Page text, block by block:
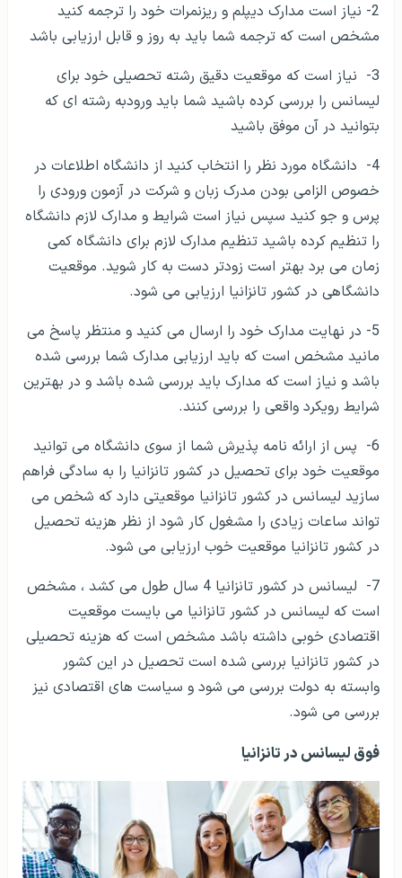
2- نیاز است مدارک دیپلم و ریزنمرات خود را ترجمه کنید
مشخص است که ترجمه شما باید به روز و قابل ارزیابی باشد
3- نیاز است که موقعیت دقیق رشته تحصیلی خود برای
لیسانس را بررسی کرده باشید شما باید ورودبه رشته ای که
بتوانید در آن موفق باشید
4- دانشگاه مورد نظر را انتخاب کنید از دانشگاه اطلاعات در
خصوص الزامی بودن مدرک زبان و شرکت در آزمون ورودی را
پرس و جو کنید سپس نیاز است شرایط و مدارک لازم دانشگاه
را تنظیم کرده باشید تنظیم مدارک لازم برای دانشگاه کمی
زمان می برد بهتر است زودتر دست به کار شوید. موقعیت
دانشگاهی در کشور تانزانیا ارزیابی می شود.
5- در نهایت مدارک خود را ارسال می کنید و منتظر پاسخ می
مانید مشخص است که باید ارزیابی مدارک شما بررسی شده
باشد و نیاز است که مدارک باید بررسی شده باشد و در بهترین
شرایط رویکرد واقعی را بررسی کنند.
6- پس از ارائه نامه پذیرش شما از سوی دانشگاه می توانید
موقعیت خود برای تحصیل در کشور تانزانیا را به سادگی فراهم
سازید لیسانس در کشور تانزانیا موقعیتی دارد که شخص می
تواند ساعات زیادی را مشغول کار شود از نظر هزینه تحصیل
در کشور تانزانیا موقعیت خوب ارزیابی می شود.
7- لیسانس در کشور تانزانیا 4 سال طول می کشد ، مشخص
است که لیسانس در کشور تانزانیا می بایست موقعیت
اقتصادی خوبی داشته باشد مشخص است که هزینه تحصیلی
در کشور تانزانیا بررسی شده است تحصیل در این کشور
وابسته به دولت بررسی می شود و سیاست های اقتصادی نیز
بررسی می شود.
فوق لیسانس در تانزانیا